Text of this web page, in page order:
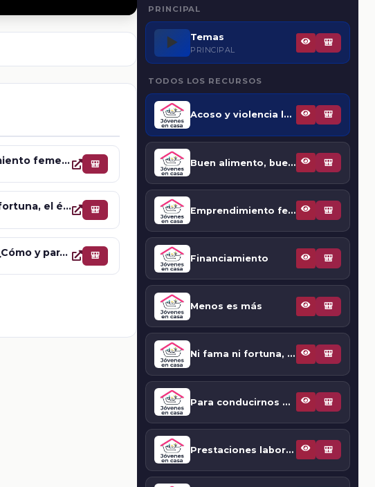
Emprendimiento femenino 🎒
Ni fama ni fortuna, el éxito está en lo que te apasiona 🎒
¿Ahorrar? ¿Cómo y para qué si apenas me alcanza? 🎒
PRINCIPAL
▶️ Temas
PRINCIPAL
🎒
TODOS LOS RECURSOS
Acoso y violencia laboral 🎒
Buen alimento, buen entendimiento 🎒
Emprendimiento femenino 🎒
Financiamiento 🎒
Menos es más 🎒
Ni fama ni fortuna, el éxito está en lo que te apasiona 🎒
Para conducirnos bien 🎒
Prestaciones laborales 🎒